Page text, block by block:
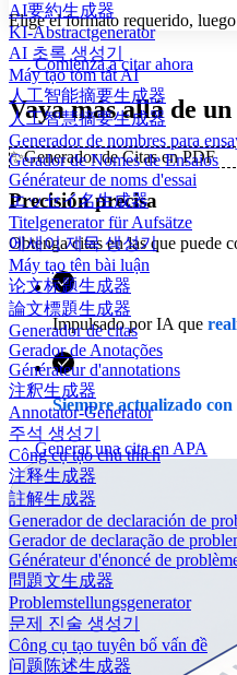
AI要約生成器
KI-Abstractgenerator
AI 초록 생성기
Máy tạo tóm tắt AI
人工智能摘要生成器
人工智慧摘要生成器
Generador de nombres para
Gerador de Nomes de Ensaios
Générateur de noms d'essai
エッセイ名生成器
Titelgenerator für Aufsätze
에세이 제목 생성기
Máy tạo tên bài luận
论文标题生成器
論文標題生成器
Generador de citas
Gerador de Anotações
Générateur d'annotations
注釈生成器
Annotator-Generator
주석 생성기
Công cụ tạo chú thích
注释生成器
註解生成器
Generador de declaración de
Gerador de declaração de
Générateur d'énoncé de
問題文生成器
Problemstellungsgenerator
문제 진술 생성기
Công cụ tạo tuyên bố vấn đề
问题陈述生成器
Elige el formato requerido,
Comienza a citar ahora
Vaya más allá de un
✨Generador de Citas en PDF
Precisión precisa
Obtenga citas en las que puede
Impulsado por IA que
Siempre actualizado
Generar una cita en APA